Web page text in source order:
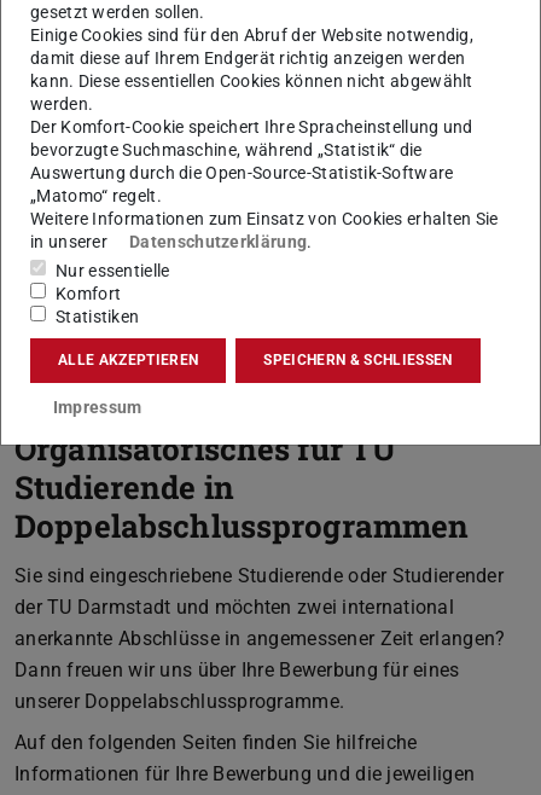
Architektur (FB 15)
Maschinenbau (FB 16)
Elektrotechnik und
Informationstechnik (FB 18)
Informatik (FB 20)
Organisatorisches für TU
Studierende in
Doppelabschlussprogrammen
Sie sind eingeschriebene Studierende oder Studierender
der TU Darmstadt und möchten zwei international
anerkannte Abschlüsse in angemessener Zeit erlangen?
Dann freuen wir uns über Ihre Bewerbung für eines
unserer Doppelabschlussprogramme.
Auf den folgenden Seiten finden Sie hilfreiche
Informationen für Ihre Bewerbung und die jeweiligen
gesetzt werden sollen.
Einige Cookies sind für den Abruf der Website notwendig,
damit diese auf Ihrem Endgerät richtig anzeigen werden
kann. Diese essentiellen Cookies können nicht abgewählt
werden.
Der Komfort-Cookie speichert Ihre Spracheinstellung und
bevorzugte Suchmaschine, während „Statistik“ die
Auswertung durch die Open-Source-Statistik-Software
„Matomo“ regelt.
Weitere Informationen zum Einsatz von Cookies erhalten Sie
in unserer
Datenschutzerklärung.
Nur essentielle
Komfort
Statistiken
ALLE AKZEPTIEREN SPEICHERN & SCHLIESSEN
Impressum